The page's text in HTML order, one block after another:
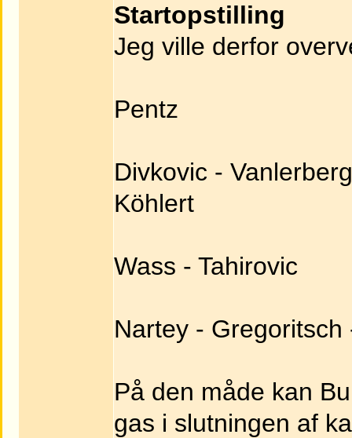
Startopstilling
Jeg ville derfor
Pentz
Divkovic -
Köhlert
Wass - Tahirovic
Nartey - Gregoritsch
På den måde kan
gas i slutningen af